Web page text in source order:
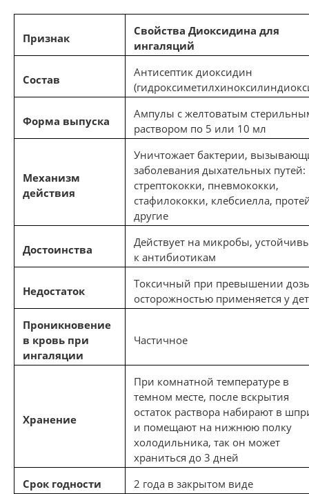
Признак
Свойства Диоксидина для
ингаляций
Состав
Антисептик диоксидин
Форма выпуска
Ампулы с желтоватым
раствором по 5 или 10 мл
Механизм
действия
Уничтожает бактерии,
заболевания дыхательных путей:
стрептококки, пневмококки,
стафилококки, клебсиелла,
другие
Достоинства
Действует на микробы,
к антибиотикам
Недостаток
Токсичный при превышении
осторожностью применяется у
Проникновение
в кровь при
ингаляции
Частичное
Хранение
При комнатной температуре в
темном месте, после вскрытия
остаток раствора набирают в
и помещают на нижнюю полку
холодильника, так он может
храниться до 3 дней
Срок годности
2 года в закрытом виде